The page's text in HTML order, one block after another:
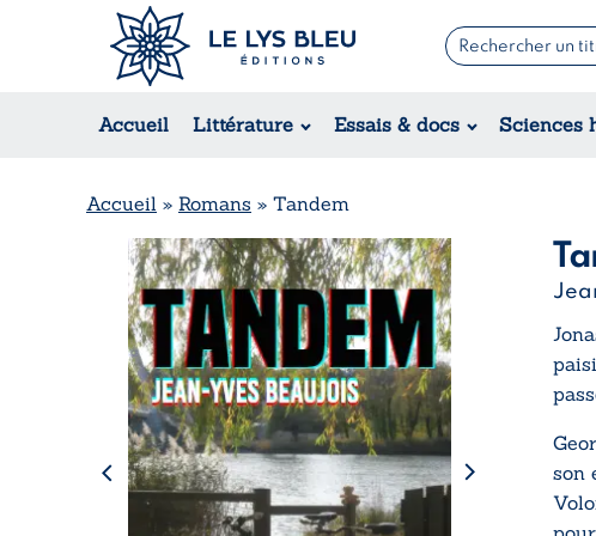
Accueil Littérature Essais & docs Sciences
Romans
Suspense / Thriller / Policier
Accueil » Romans » Tandem
son